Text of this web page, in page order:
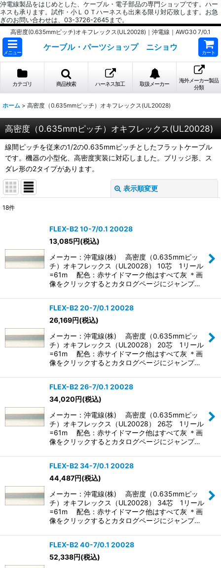
沖電線製品をはじめとした、ケーブル・電子部品の専門ショップです。ハー
ネスも承ります。試作・小ＬＯＴハーネスも出来る限り対応致します。お急
ぎのお問い合わせは、03-3726-2645まで。
高密度(0.635mmピッチ)オキフレックス(UL20028)｜沖電線｜AWG30 7/0.1
メニュー
ケーブル・パーツショップ ニショウ
カート
カテゴリ 商品検索 ハーネス加工 取扱メーカー
海外メーカー製品
分類
ホーム > 高密度（0.635mmピッチ）オキフレックス(UL20028)
高密度（0.635mmピッチ）オキフレックス(UL20028)
線間ピッチを従来の1/2の0.635mmピッチとしたフラットケーブル
です。機器の小型化、高密度実装に対応しました。ブリッジ形、ス
ダレ形の2タイプがあります。
表示順変更
絞り込む
18件
FLEX-B2 10-7/0.1 20028
13,085円(税込)
メーカー：沖電線(株) 高密度（0.635mmピッ
チ）オキフレックス（UL20028） 10芯 1リール
=61m 配色：赤サイドマーク他はすべて灰 ＊画
像をクリックするとカタログページにジャンプ…
FLEX-B2 20-7/0.1 20028
26,169円(税込)
メーカー：沖電線(株) 高密度（0.635mmピッ
チ）オキフレックス（UL20028） 20芯 1リール
=61m 配色：赤サイドマーク他はすべて灰 ＊画
像をクリックするとカタログページにジャンプ…
FLEX-B2 26-7/0.1 20028
34,020円(税込)
メーカー：沖電線(株) 高密度（0.635mmピッ
チ）オキフレックス（UL20028） 26芯 1リール
=61m 配色：赤サイドマーク他はすべて灰 ＊画
像をクリックするとカタログページにジャンプ…
FLEX-B2 34-7/0.1 20028
44,487円(税込)
メーカー：沖電線(株) 高密度（0.635mmピッ
チ）オキフレックス（UL20028） 34芯 1リール
=61m 配色：赤サイドマーク他はすべて灰 ＊画
像をクリックするとカタログページにジャンプ…
FLEX-B2 40-7/0.1 20028
52,338円(税込)